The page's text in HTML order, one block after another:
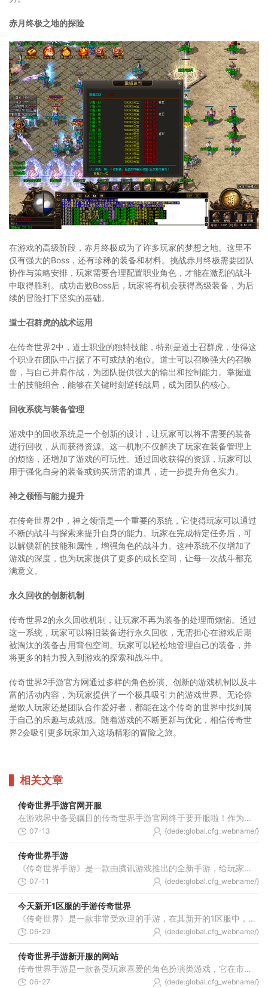
赤月终极之地的探险
在游戏的高级阶段，赤月终极成为了许多玩家的梦想之地。这里不
仅有强大的Boss，还有珍稀的装备和材料。挑战赤月终极需要团队
协作与策略安排，玩家需要合理配置职业角色，才能在激烈的战斗
中取得胜利。成功击败Boss后，玩家将有机会获得高级装备，为后
续的冒险打下坚实的基础。
道士召群虎的战术运用
在传奇世界2中，道士职业的独特技能，特别是道士召群虎，使得这
个职业在团队中占据了不可或缺的地位。道士可以召唤强大的召唤
兽，与自己并肩作战，为团队提供强大的输出和控制能力。掌握道
士的技能组合，能够在关键时刻逆转战局，成为团队的核心。
回收系统与装备管理
游戏中的回收系统是一个创新的设计，让玩家可以将不需要的装备
进行回收，从而获得资源。这一机制不仅解决了玩家在装备管理上
的烦恼，还增加了游戏的可玩性。通过回收获得的资源，玩家可以
用于强化自身的装备或购买所需的道具，进一步提升角色实力。
神之领悟与能力提升
在传奇世界2中，神之领悟是一个重要的系统，它使得玩家可以通过
不断的战斗与探索来提升自身的能力。玩家在完成特定任务后，可
以解锁新的技能和属性，增强角色的战斗力。这种系统不仅增加了
游戏的深度，也为玩家提供了更多的成长空间，让每一次战斗都充
满意义。
永久回收的创新机制
传奇世界2的永久回收机制，让玩家不再为装备的处理而烦恼。通过
这一系统，玩家可以将旧装备进行永久回收，无需担心在游戏后期
被淘汰的装备占用背包空间。玩家可以轻松地管理自己的装备，并
将更多的精力投入到游戏的探索和战斗中。
传奇世界2手游官方网通过多样的角色扮演、创新的游戏机制以及丰
富的活动内容，为玩家提供了一个极具吸引力的游戏世界。无论你
是散人玩家还是团队合作爱好者，都能在这个传奇的世界中找到属
于自己的乐趣与成就感。随着游戏的不断更新与优化，相信传奇世
界2会吸引更多玩家加入这场精彩的冒险之旅。
相关文章
传奇世界手游官网开服
在游戏界中备受瞩目的传奇世界手游官网终于要开服啦！作为一款具有浓厚传奇色彩的角色扮演游戏，传奇世界手游自问世以来就席卷了全球玩家。而官网开服则被众多玩家期待已久。
07-13 {dede:global.cfg_webname/}
传奇世界手游
《传奇世界手游》是一款由腾讯游戏推出的全新手游，给玩家带来了视觉和游戏体验的全面升级。本文将为大家详细介绍《传奇世界手游》的具体玩法，带你一起体验这个令人兴奋的游
07-11 {dede:global.cfg_webname/}
今天新开1区服的手游传奇世界
《传奇世界》是一款非常受欢迎的手游，在其新开的1区服中，带给玩家更多精彩的游戏体验。本文将为大家介绍这款游戏的具体玩法，让大家更好地了解并享受这个全新的世界。传奇世
06-29 {dede:global.cfg_webname/}
传奇世界手游新开服的网站
传奇世界手游是一款备受玩家喜爱的角色扮演类游戏，它在市场上拥有众多的玩家基础。为了满足玩家的需求，传奇世界手游经常会开启新的游戏服务器，以此来让更多的玩家参与其中
06-27 {dede:global.cfg_webname/}